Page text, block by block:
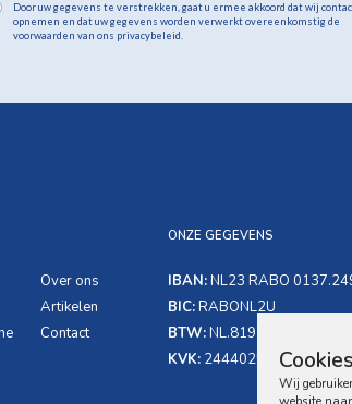
Door uw gegevens te verstrekken, gaat u ermee akkoord dat wij
opnemen en dat uw gegevens worden verwerkt overeenkomstig de
voorwaarden van ons privacybeleid.
Over ons
Artikelen
Contact
ONZE GEGEVENS
IBAN:NL23 RABO
BIC:RABONL2U
BTW:NL.8197.46.897.B.01
KVK:24440259 Cookies
Wij